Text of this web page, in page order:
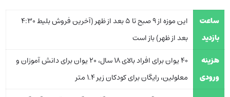
ساعت
بازدید
این موزه از 9 صبح تا 5 بعد از ظهر (آخرین فروش بلیط 4:30
بعد از ظهر) باز است
هزینه
ورودی
40 یوان برای افراد بالای 18 سال، 20 یوان برای دانش آموزان و
معلولین، رایگان برای کودکان زیر 1.4 متر